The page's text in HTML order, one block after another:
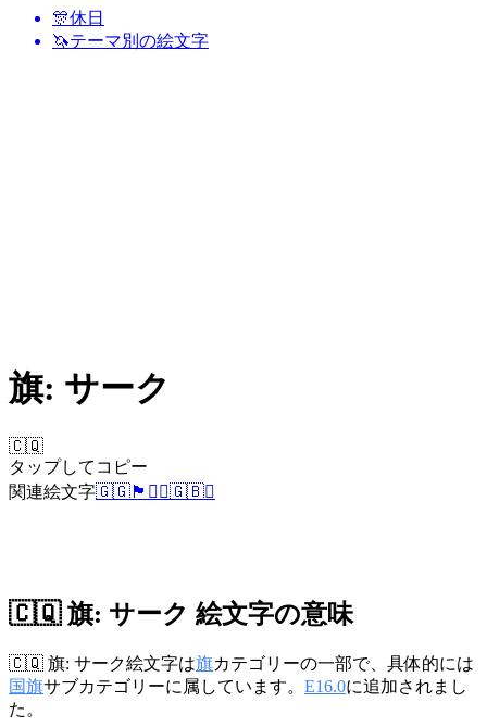
🎊休日
🦄テーマ別の絵文字
旗: サーク
🇨🇶
タップしてコピー
関連絵文字🇬🇬 🏴󠁧󠁢󠁥󠁮󠁧󠁿 🏴‍☠️🇬🇧⚓
🇨🇶 旗: サーク 絵文字の意味
🇨🇶 旗: サーク絵文字は旗カテゴリーの一部で、具体的には
国旗サブカテゴリーに属しています。 E16.0に追加されまし
た。